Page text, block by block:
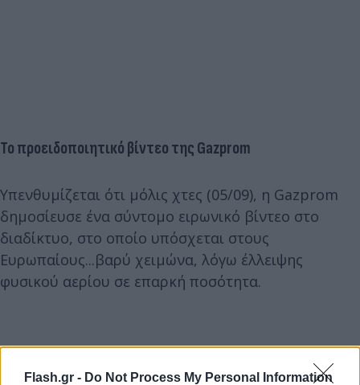
Flash.gr - Do Not Process My Personal Information
Το προειδοποιητικό βίντεο της Gazprom
Υπενθυμίζεται ότι μόλις χτες (05/09), η Gazprom
δημοσίευσε ένα σύντομο ειρωνικό βίντεο στο
διαδίκτυο, στο οποίο υπόσχεται στους
Ευρωπαίους...βαρύ χειμώνα, λόγω έλλειψης
φυσικού αερίου σε επαρκή ποσότητα.